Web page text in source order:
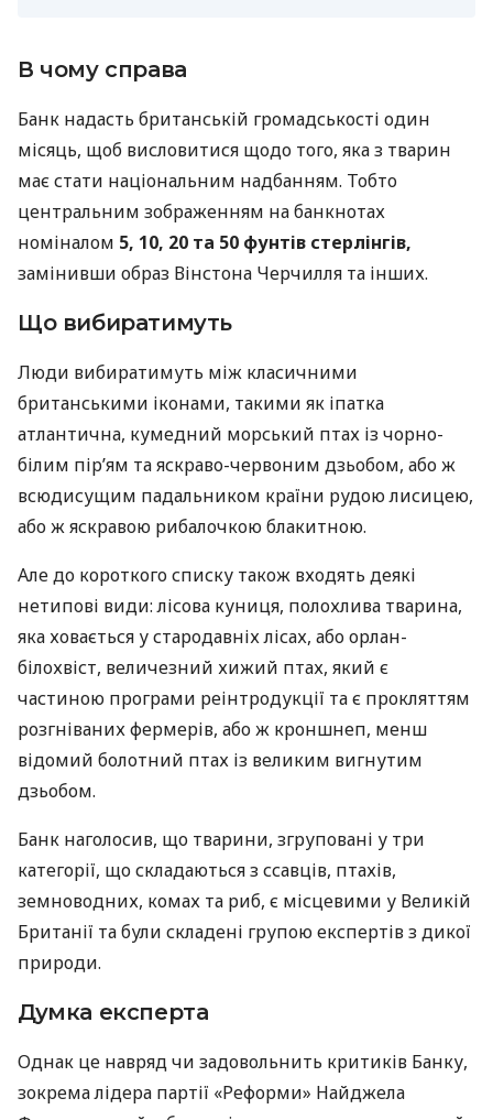
В чому справа
Банк надасть британській громадськості один
місяць, щоб висловитися щодо того, яка з тварин
має стати національним надбанням. Тобто
центральним зображенням на банкнотах
номіналом 5, 10, 20 та 50 фунтів стерлінгів,
замінивши образ Вінстона Черчилля та інших.
Що вибиратимуть
Люди вибиратимуть між класичними
британськими іконами, такими як іпатка
атлантична, кумедний морський птах із чорно-
білим пір’ям та яскраво-червоним дзьобом, або ж
всюдисущим падальником країни рудою лисицею,
або ж яскравою рибалочкою блакитною.
Але до короткого списку також входять деякі
нетипові види: лісова куниця, полохлива тварина,
яка ховається у стародавніх лісах, або орлан-
білохвіст, величезний хижий птах, який є
частиною програми реінтродукції та є прокляттям
розгніваних фермерів, або ж кроншнеп, менш
відомий болотний птах із великим вигнутим
дзьобом.
Банк наголосив, що тварини, згруповані у три
категорії, що складаються з ссавців, птахів,
земноводних, комах та риб, є місцевими у Великій
Британії та були складені групою експертів з дикої
природи.
Думка експерта
Однак це навряд чи задовольнить критиків Банку,
зокрема лідера партії «Реформи» Найджела